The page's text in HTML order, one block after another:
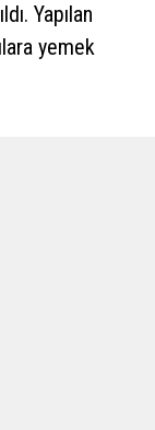
Yapılan
yemek